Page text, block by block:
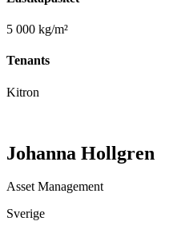
5 000 kg/m²
Tenants
Kitron
Johanna Hollgren
Asset Management
Sverige